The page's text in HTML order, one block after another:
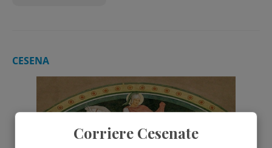
CESENA
Corriere Cesenate